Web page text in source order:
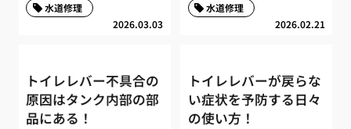
2026.03.03
水道修理
2026.02.21
水道修理
トイレレバー不具合の
原因はタンク内部の部
品にある！
トイレレバーが戻らな
い症状を予防する日々
の使い方！